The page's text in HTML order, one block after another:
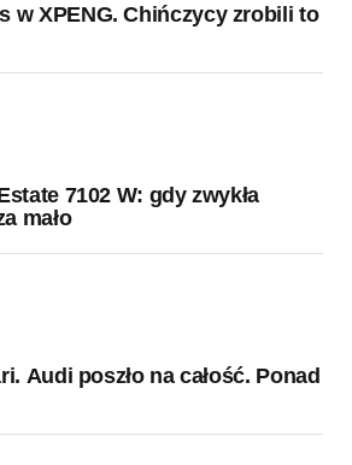
w XPENG. Chińczycy zrobili to
7102 W: gdy zwykła
mało
Audi poszło na całość. Ponad